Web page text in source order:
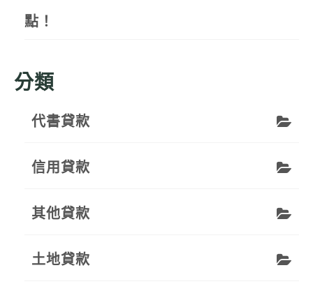
點！
分類
代書貸款
信用貸款
其他貸款
土地貸款